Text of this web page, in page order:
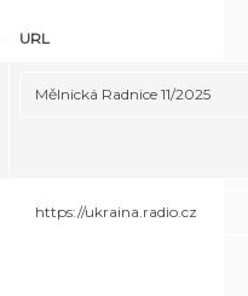
URL
Mělnická Radnice 11/2025
https://ukraina.radio.cz